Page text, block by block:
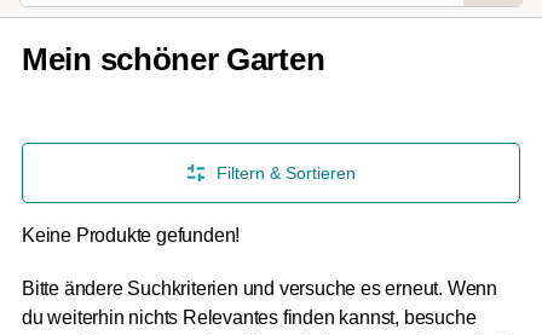
Mein schöner Garten
Filtern & Sortieren
Keine Produkte gefunden!
Bitte ändere Suchkriterien und versuche es erneut. Wenn
du weiterhin nichts Relevantes finden kannst, besuche